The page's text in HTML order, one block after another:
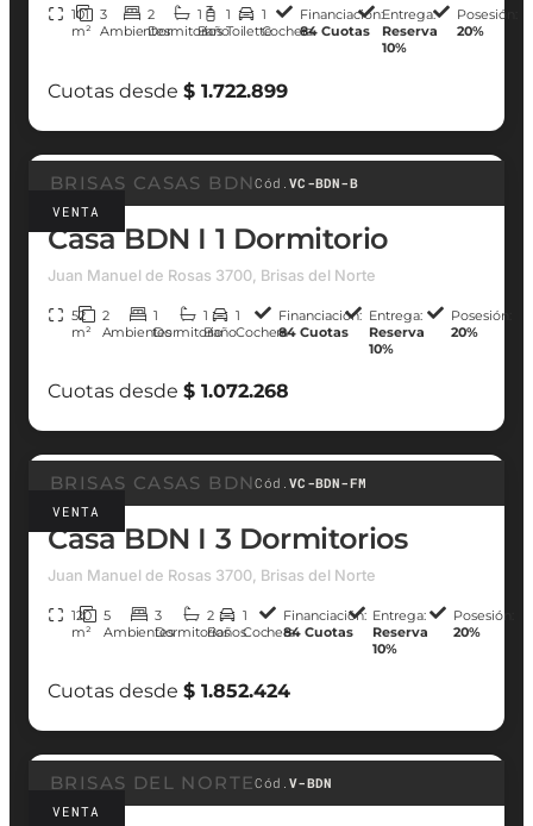
101
m²
3
Ambientes
2
Dormitorios
1
Baño
1
Toilette
1
Cochera
Financiación:
84 Cuotas
Entrega:
Reserva
10%
Posesión:
20%
Cuotas desde $ 1.722.899
BRISAS CASAS BDNCód.VC-BDN-B
VENTA
Casa BDN I 1 Dormitorio
Juan Manuel de Rosas 3700, Brisas del Norte
52
m²
2
Ambientes
1
Dormitorio
1
Baño
1
Cochera
Financiación:
84 Cuotas
Entrega:
Reserva
10%
Posesión:
20%
Cuotas desde $ 1.072.268
BRISAS CASAS BDNCód.VC-BDN-FM
VENTA
Casa BDN I 3 Dormitorios
Juan Manuel de Rosas 3700, Brisas del Norte
120
m²
5
Ambientes
3
Dormitorios
2
Baños
1
Cochera
Financiación:
84 Cuotas
Entrega:
Reserva
10%
Posesión:
20%
Cuotas desde $ 1.852.424
BRISAS DEL NORTECód.V-BDN
VENTA